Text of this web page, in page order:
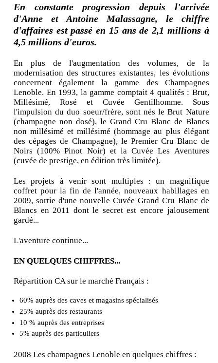
En constante progression depuis l'arrivée
d'Anne et Antoine Malassagne, le chiffre
d'affaires est passé en 15 ans de 2,1 millions à
4,5 millions d'euros.
En plus de l'augmentation des volumes, de la
modernisation des structures existantes, les évolutions
concernent également la gamme des Champagnes
Lenoble. En 1993, la gamme comptait 4 qualités : Brut,
Millésimé, Rosé et Cuvée Gentilhomme. Sous
l'impulsion du duo soeur/frère, sont nés le Brut Nature
(champagne non dosé), le Grand Cru Blanc de Blancs
non millésimé et millésimé (hommage au plus élégant
des cépages de Champagne), le Premier Cru Blanc de
Noirs (100% Pinot Noir) et la Cuvée Les Aventures
(cuvée de prestige, en édition très limitée).
Les projets à venir sont multiples : un magnifique
coffret pour la fin de l'année, nouveaux habillages en
2009, sortie d'une nouvelle Cuvée Grand Cru Blanc de
Blancs en 2011 dont le secret est encore jalousement
gardé...
L'aventure continue...
EN QUELQUES CHIFFRES...
Répartition CA sur le marché Français :
60% auprès des caves et magasins spécialisés
25% auprès des restaurants
10 % auprès des entreprises
5% auprès des particuliers
2008 Les champagnes Lenoble en quelques chiffres :